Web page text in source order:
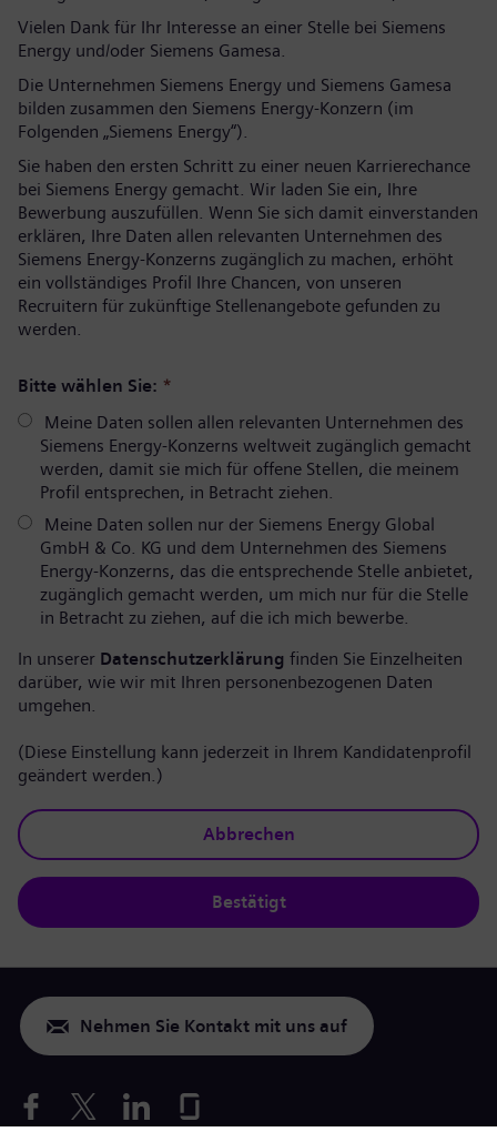
Vielen Dank für Ihr Interesse an einer Stelle bei Siemens
Energy und/oder Siemens Gamesa.
Die Unternehmen Siemens Energy und Siemens Gamesa
bilden zusammen den Siemens Energy-Konzern (im
Folgenden „Siemens Energy“).
Sie haben den ersten Schritt zu einer neuen Karrierechance
bei Siemens Energy gemacht. Wir laden Sie ein, Ihre
Bewerbung auszufüllen. Wenn Sie sich damit einverstanden
erklären, Ihre Daten allen relevanten Unternehmen des
Siemens Energy-Konzerns zugänglich zu machen, erhöht
ein vollständiges Profil Ihre Chancen, von unseren
Recruitern für zukünftige Stellenangebote gefunden zu
werden.
Bitte wählen Sie: *
Meine Daten sollen allen relevanten Unternehmen des
Siemens Energy-Konzerns weltweit zugänglich gemacht
werden, damit sie mich für offene Stellen, die meinem
Profil entsprechen, in Betracht ziehen.
Meine Daten sollen nur der Siemens Energy Global
GmbH & Co. KG und dem Unternehmen des Siemens
Energy-Konzerns, das die entsprechende Stelle anbietet,
zugänglich gemacht werden, um mich nur für die Stelle
in Betracht zu ziehen, auf die ich mich bewerbe.
In unserer Datenschutzerklärung finden Sie Einzelheiten
darüber, wie wir mit Ihren personenbezogenen Daten
umgehen.
(Diese Einstellung kann jederzeit in Ihrem Kandidatenprofil
geändert werden.)
Abbrechen
Bestätigt
Nehmen Sie Kontakt mit uns auf